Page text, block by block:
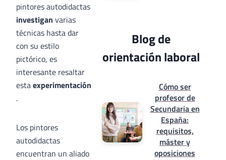
pintores autodidactas
investigan varias
técnicas hasta dar
con su estilo
pictórico, es
interesante resaltar
estaexperimentación
.
Los pintores
autodidactas
encuentran un aliado
Blog de
orientación laboral
Cómo ser
profesor de
Secundaria en
España:
requisitos,
máster y
oposiciones